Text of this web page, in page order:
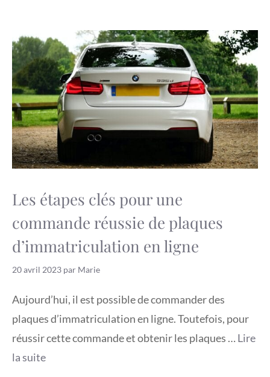
Les étapes clés pour une
commande réussie de plaques
d’immatriculation en ligne
20 avril 2023 par Marie
Aujourd’hui, il est possible de commander des
plaques d’immatriculation en ligne. Toutefois, pour
réussir cette commande et obtenir les plaques …Lire
la suite